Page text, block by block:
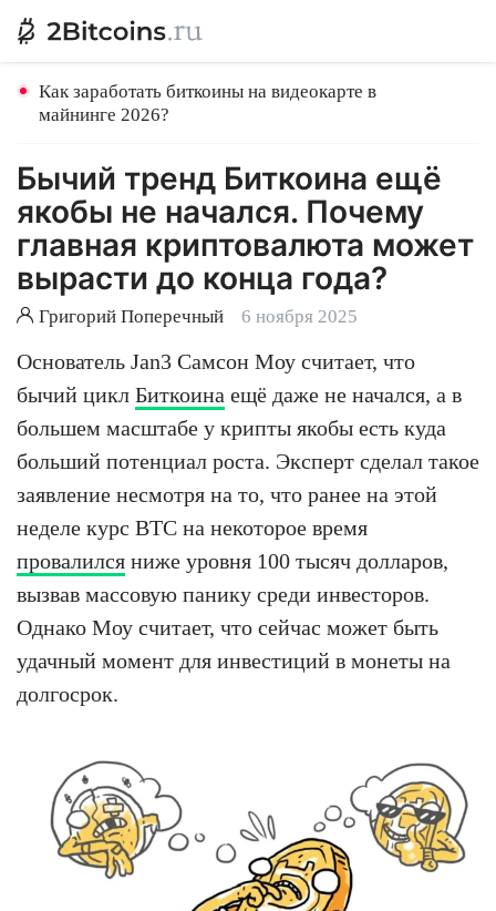
Как заработать биткоины на видеокарте в
майнинге 2026?
Бычий тренд Биткоина ещё
якобы не начался. Почему
главная криптовалюта может
вырасти до конца года?
Григорий Поперечный 6 ноября 2025
Основатель Jan3 Самсон Моу считает, что
бычий цикл Биткоина ещё даже не начался, а в
большем масштабе у крипты якобы есть куда
больший потенциал роста. Эксперт сделал такое
заявление несмотря на то, что ранее на этой
неделе курс BTC на некоторое время
провалился ниже уровня 100 тысяч долларов,
вызвав массовую панику среди инвесторов.
Однако Моу считает, что сейчас может быть
удачный момент для инвестиций в монеты на
долгосрок.